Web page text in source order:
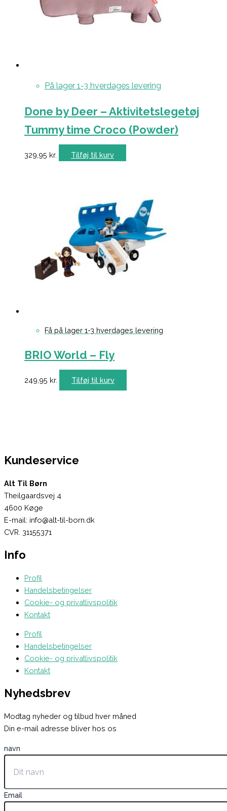
På lager 1-3 hverdages levering
Done by Deer – Aktivitetslegetøj
Tummy time Croco (Powder)
329,95 kr. Tilføj til kurv
Få på lager 1-3 hverdages levering
BRIO World – Fly
249,95 kr. Tilføj til kurv
Kundeservice
Alt Til Børn
Theilgaardsvej 4
4600 Køge
E-mail: info@alt-til-born.dk
CVR. 31155371
Info
Profil
Handelsbetingelser
Cookie- og privatlivspolitik
Kontakt
Profil
Handelsbetingelser
Cookie- og privatlivspolitik
Kontakt
Nyhedsbrev
Modtag nyheder og tilbud hver måned
Din e-mail adresse bliver hos os
navn
Email